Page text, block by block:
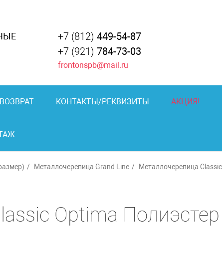
+7 (812) 449-54-87
+7 (921) 784-73-03
frontonspb@mail.ru
ВОЗВРАТ КОНТАКТЫ/РЕКВИЗИТЫ АКЦИЯ!
Металлочерепица Grand Line
Металлочерепица Classic
Optima